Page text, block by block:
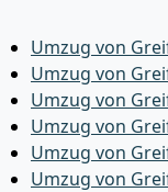
Umzug von
Umzug von
Umzug von
Umzug von
Umzug von
Umzug von